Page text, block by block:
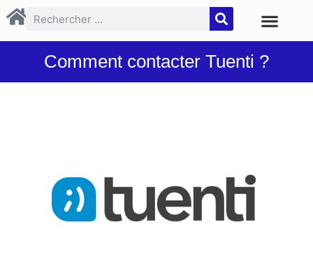
Comment contacter Tuenti ?